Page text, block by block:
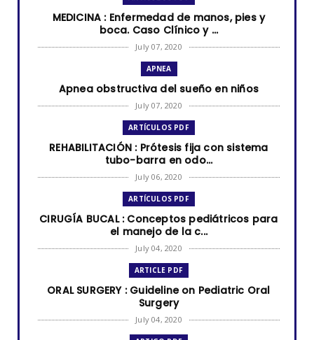
MEDICINA : Enfermedad de manos, pies y
boca. Caso Clínico y ...
July 07, 2020
APNEA
Apnea obstructiva del sueño en niños
July 07, 2020
ARTÍCULOS PDF
REHABILITACIÓN : Prótesis fija con sistema
tubo-barra en odo...
July 06, 2020
ARTÍCULOS PDF
CIRUGÍA BUCAL : Conceptos pediátricos para
el manejo de la c...
July 04, 2020
ARTICLE PDF
ORAL SURGERY : Guideline on Pediatric Oral
Surgery
July 04, 2020